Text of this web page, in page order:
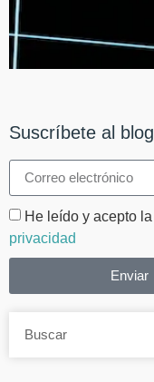
Suscríbete al blog
He leído y acepto la
privacidad
Enviar